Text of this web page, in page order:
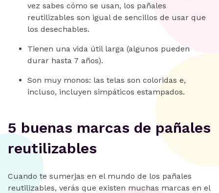
vez sabes cómo se usan, los pañales
reutilizables son igual de sencillos de usar que
los desechables.
Tienen una vida útil larga (algunos pueden
durar hasta 7 años).
Son muy monos: las telas son coloridas e,
incluso, incluyen simpáticos estampados.
5 buenas marcas de pañales
reutilizables
Cuando te sumerjas en el mundo de los pañales
reutilizables, verás que existen muchas marcas en el